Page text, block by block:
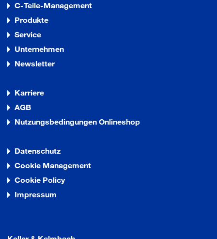
C-Teile-Management
Produkte
Service
Unternehmen
Newsletter
Karriere
AGB
Nutzungsbedingungen Onlineshop
Datenschutz
Cookie Management
Cookie Policy
Impressum